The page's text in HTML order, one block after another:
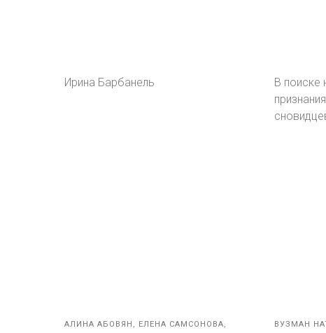
Ирина Барбанель
В поиске
АЛИНА АБОВЯН, ЕЛЕНА САМСОНОВА,
ВУЗМАН